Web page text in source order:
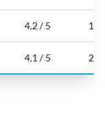
4,2 / 5
4,1 / 5